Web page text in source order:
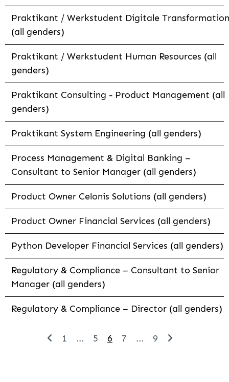
Praktikant / Werkstudent Digitale Transformation
(all genders)
Praktikant / Werkstudent Human Resources (all
genders)
Praktikant Consulting - Product Management (all
genders)
Praktikant System Engineering (all genders)
Process Management & Digital Banking –
Consultant to Senior Manager (all genders)
Product Owner Celonis Solutions (all genders)
Product Owner Financial Services (all genders)
Python Developer Financial Services (all genders)
Regulatory & Compliance – Consultant to Senior
Manager (all genders)
Regulatory & Compliance – Director (all genders)
1 ... 5 6 7 ... 9